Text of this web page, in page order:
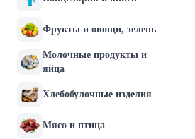
Фрукты и овощи, зелень
Молочные продукты и
яйца
Хлебобулочные изделия
Мясо и птица